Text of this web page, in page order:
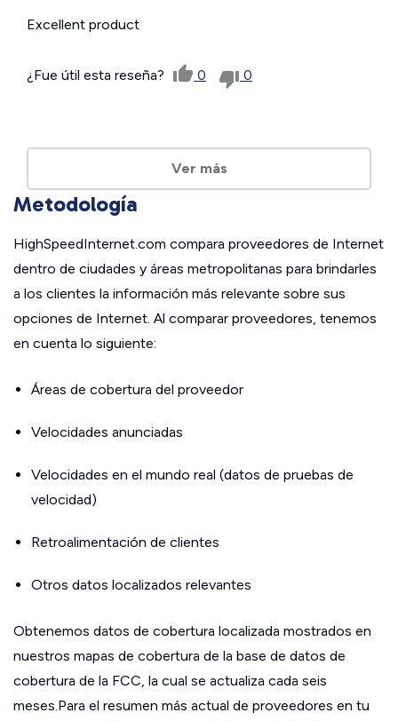
Excellent product
¿Fue útil esta reseña? 0 0
Ver más
Metodología
HighSpeedInternet.com compara proveedores de Internet
dentro de ciudades y áreas metropolitanas para brindarles
a los clientes la información más relevante sobre sus
opciones de Internet. Al comparar proveedores, tenemos
en cuenta lo siguiente:
Áreas de cobertura del proveedor
Velocidades anunciadas
Velocidades en el mundo real (datos de pruebas de
velocidad)
Retroalimentación de clientes
Otros datos localizados relevantes
Obtenemos datos de cobertura localizada mostrados en
nuestros mapas de cobertura de la base de datos de
cobertura de la FCC, la cual se actualiza cada seis
meses.Para el resumen más actual de proveedores en tu